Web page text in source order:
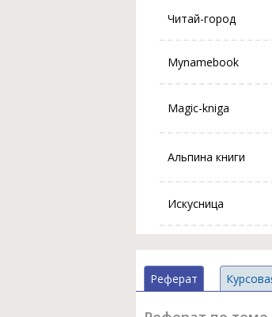
Читай-город
Mynamebook
Magic-kniga
Альпина книги
Искусница
Реферат